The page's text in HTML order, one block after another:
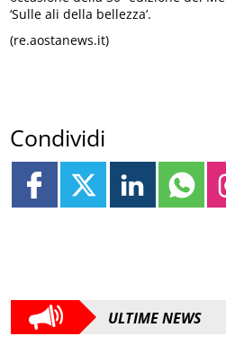
‘Sulle ali della bellezza’.
(re.aostanews.it)
Condividi
ULTIME NEWS